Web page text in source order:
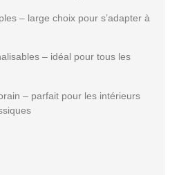
– large choix pour s’adapter à
– idéal pour tous les
– parfait pour les intérieurs